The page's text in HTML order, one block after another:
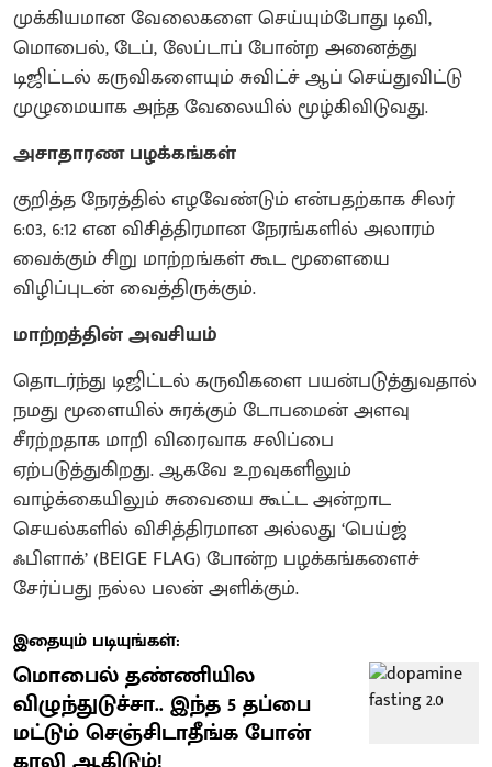
முக்கியமான வேலைகளை செய்யும்போது டிவி,
மொபைல், டேப், லேப்டாப் போன்ற அனைத்து
டிஜிட்டல் கருவிகளையும் சுவிட்ச் ஆப் செய்துவிட்டு
முழுமையாக அந்த வேலையில் மூழ்கிவிடுவது.
அசாதாரண பழக்கங்கள்
குறித்த நேரத்தில் எழவேண்டும் என்பதற்காக சிலர்
6:03, 6:12 என விசித்திரமான நேரங்களில் அலாரம்
வைக்கும் சிறு மாற்றங்கள் கூட மூளையை
விழிப்புடன் வைத்திருக்கும்.
மாற்றத்தின் அவசியம்
தொடர்ந்து டிஜிட்டல் கருவிகளை பயன்படுத்துவதால்
நமது மூளையில் சுரக்கும் டோபமைன் அளவு
சீரற்றதாக மாறி விரைவாக சலிப்பை
ஏற்படுத்துகிறது. ஆகவே உறவுகளிலும்
வாழ்க்கையிலும் சுவையை கூட்ட அன்றாட
செயல்களில் விசித்திரமான அல்லது ‘பெய்ஜ்
ஃபிளாக்’ (BEIGE FLAG) போன்ற பழக்கங்களைச்
சேர்ப்பது நல்ல பலன் அளிக்கும்.
இதையும் படியுங்கள்:
மொபைல் தண்ணியில
விழுந்துடுச்சா.. இந்த 5 தப்பை
மட்டும் செஞ்சிடாதீங்க போன்